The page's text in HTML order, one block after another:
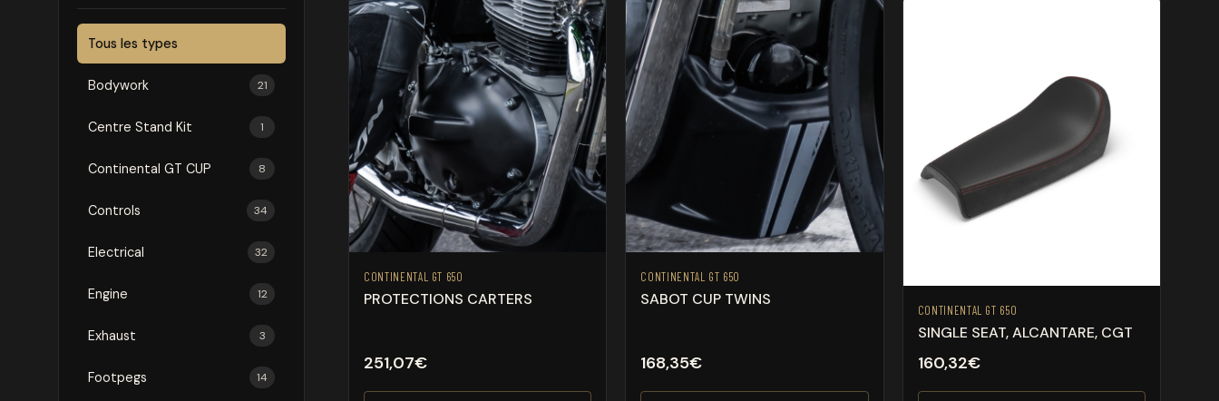
Tous les types
Bodywork 21
Centre Stand Kit 1
Continental GT CUP 8
Controls 34
Electrical 32
Engine 12
Exhaust 3
Footpegs 14
CONTINENTAL GT 650
PROTECTIONS CARTERS
251,07€
CONTINENTAL GT 650
SABOT CUP TWINS
168,35€
CONTINENTAL GT 650
SINGLE SEAT, ALCANTARE, CGT
160,32€